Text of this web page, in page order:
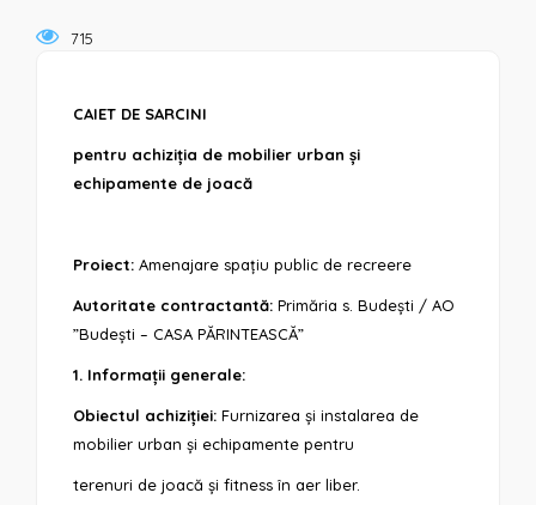
715
CAIET DE SARCINI
pentru achiziția de mobilier urban și
echipamente de joacă
Proiect:Amenajare spațiu public de recreere
Autoritate contractantă:Primăria s. Budești / AO
”Budești – CASA PĂRINTEASCĂ”
1. Informații generale:
Obiectul achiziției:Furnizarea și instalarea de
mobilier urban și echipamente pentru
terenuri de joacă și fitness în aer liber.